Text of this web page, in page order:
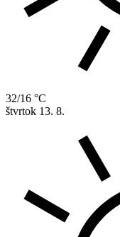
32/16 °C
štvrtok 13. 8.